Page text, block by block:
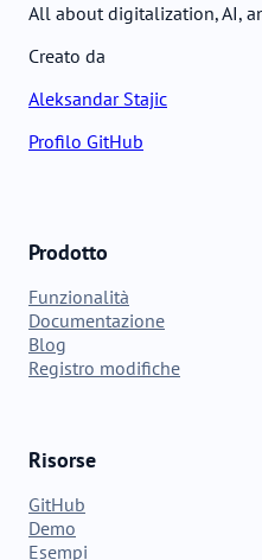
All about digitalization, AI,
Creato da
Aleksandar Stajic
Profilo GitHub
Prodotto
Funzionalità
Documentazione
Blog
Registro modifiche
Risorse
GitHub
Demo
Esempi